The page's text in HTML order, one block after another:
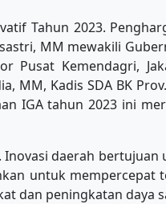
Tahun 2023.
MM mewakili
Pusat Kemendagri,
Kadis SDA BK
IGA tahun 2023 ini
Inovasi daerah
untuk mempercepat
dan peningkatan daya